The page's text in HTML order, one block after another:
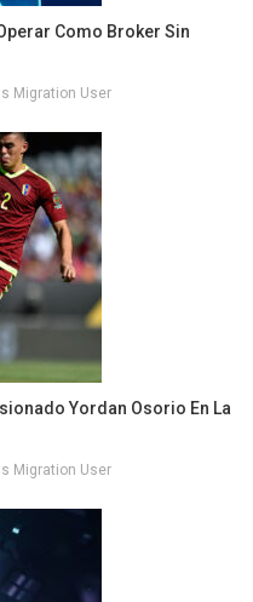
Como Broker Sin
Migration User
Yordan Osorio En La
Migration User